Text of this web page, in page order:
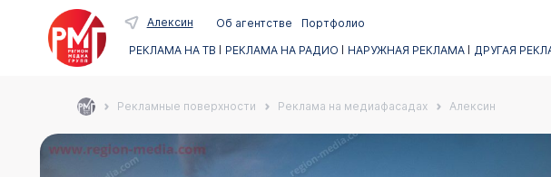
Алексин Об агентстве
Портфолио
РЕКЛАМА НА ТВ
РЕКЛАМА НА РАДИО НАРУЖНАЯ РЕКЛАМА ДРУГАЯ
Рекламные поверхности Реклама на медиафасадах Алексин